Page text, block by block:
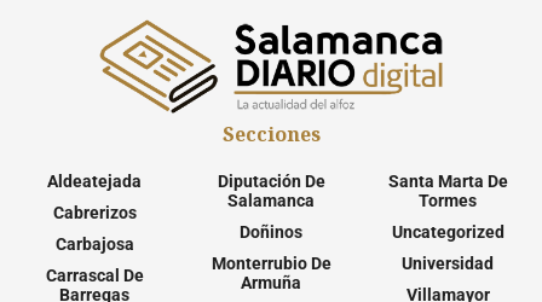
Secciones
Aldeatejada
Cabrerizos
Carbajosa
Carrascal De
Barregas
Diputación De
Salamanca
Doñinos
Monterrubio De
Armuña
Santa Marta De
Tormes
Uncategorized
Universidad
Villamayor